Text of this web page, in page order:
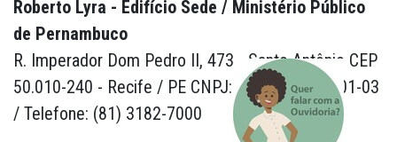
Roberto Lyra - Edifício Sede / Ministério Público
de Pernambuco
R. Imperador Dom Pedro II, 473 - Santo Antônio CEP
50.010-240 - Recife / PE CNPJ: 24.417.065/0001-03
/ Telefone: (81) 3182-7000